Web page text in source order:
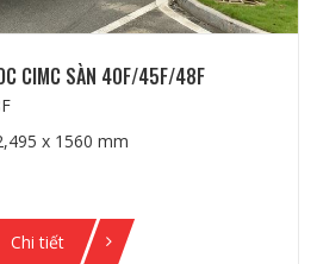
CIMC SÀN 40F/45F/48F
x 1560 mm
Chi tiết